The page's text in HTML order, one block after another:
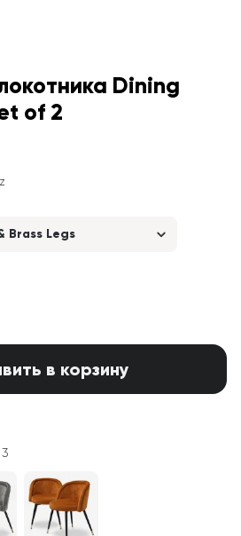
Dining
of 2
Brass Legs
в корзину
3